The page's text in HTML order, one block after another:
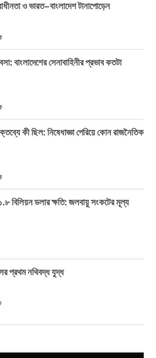
ও ভারত–বাংলাদেশ টানাপোড়েন
বাংলাদেশের সেনাবাহিনীর প্রভাব কতটা
কী ছিল: নিষেধাজ্ঞা পেরিয়ে কোন রাজনৈতিক
বিলিয়ন ডলার ক্ষতি: জলবায়ু সংকটের মূল্য
প্রথম নথিবদ্ধ যুদ্ধ